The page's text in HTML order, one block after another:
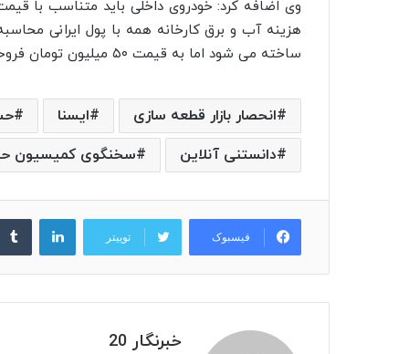
وی اضافه کرد: خودروی داخلی باید متناسب با
هزینه آب و برق کارخانه همه با پول ایرانی
ساخته می شود اما به قیمت ۵۰ میلیون تومان فروخته می‌شود.
انحصار بازار قطعه سازی ایسنا
دانستنی آنلاین
سخنگوی کمیسیون
فیسبوک توییتر
لینکدین
خبرنگار 20